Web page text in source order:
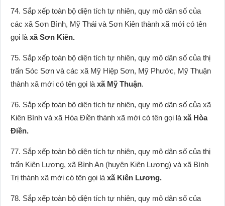
74. Sắp xếp toàn bộ diện tích tự nhiên, quy mô dân số của
các xã Sơn Bình, Mỹ Thái và Sơn Kiên thành xã mới có tên
gọi là xã Sơn Kiên.
75. Sắp xếp toàn bộ diện tích tự nhiên, quy mô dân số của thị
trấn Sóc Sơn và các xã Mỹ Hiệp Sơn, Mỹ Phước, Mỹ Thuận
thành xã mới có tên gọi là xã Mỹ Thuận.
76. Sắp xếp toàn bộ diện tích tự nhiên, quy mô dân số của xã
Kiên Bình và xã Hòa Điền thành xã mới có tên gọi là xã Hòa
Điền.
77. Sắp xếp toàn bộ diện tích tự nhiên, quy mô dân số của thị
trấn Kiên Lương, xã Bình An (huyện Kiên Lương) và xã Bình
Trị thành xã mới có tên gọi là xã Kiên Lương.
78. Sắp xếp toàn bộ diện tích tự nhiên, quy mô dân số của